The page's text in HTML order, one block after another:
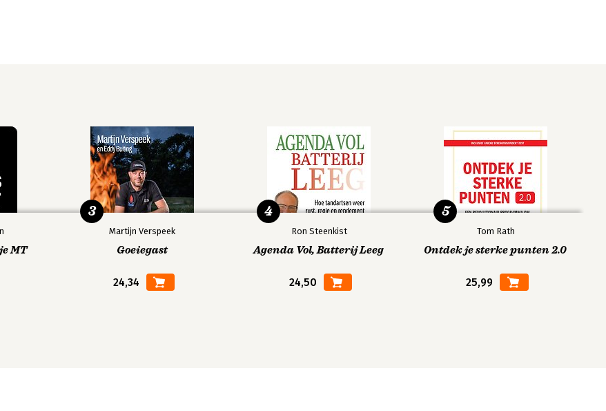
MT
Martijn Verspeek
Goeiegast
24,34
3
Ron Steenkist
Agenda Vol, Batterij Leeg
24,50
4
Tom Rath
Ontdek je sterke punten 2.0
25,99
5